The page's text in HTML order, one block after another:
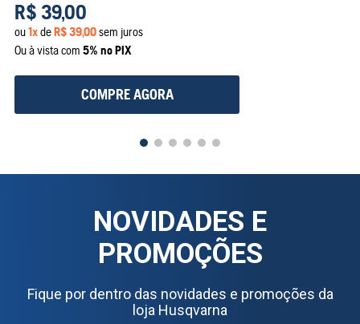
R$ 39,00
ou1xdeR$39,00sem juros
Ou à vista com 5% no PIX
COMPRE AGORA
NOVIDADES E
PROMOÇÕES
Fique por dentro das novidades e promoções da
loja Husqvarna